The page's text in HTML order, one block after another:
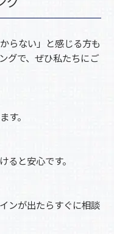
らない」と感じる方も
グで、ぜひ私たちにご
す。
ると安心です。
ンが出たらすぐに相談